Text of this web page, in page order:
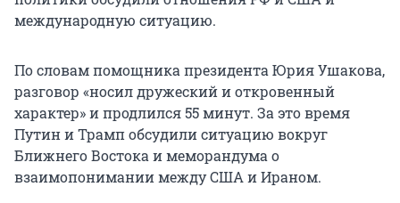
международную ситуацию.
По словам помощника президента Юрия Ушакова,
разговор «носил дружеский и откровенный
характер» и продлился 55 минут. За это время
Путин и Трамп обсудили ситуацию вокруг
Ближнего Востока и меморандума о
взаимопонимании между США и Ираном.